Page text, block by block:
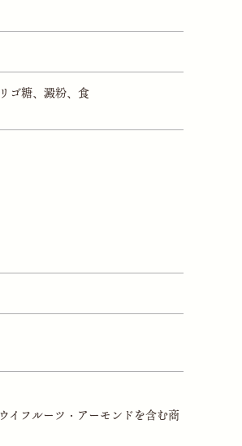
ゴ糖、澱粉、食
イフルーツ・アーモンドを含む商